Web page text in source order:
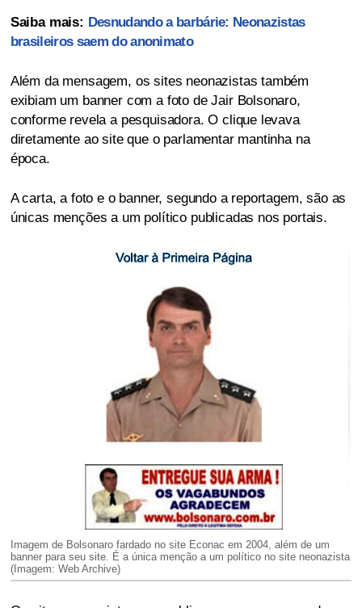
Saiba mais: Desnudando a barbárie: Neonazistas
brasileiros saem do anonimato
Além da mensagem, os sites neonazistas também
exibiam um banner com a foto de Jair Bolsonaro,
conforme revela a pesquisadora. O clique levava
diretamente ao site que o parlamentar mantinha na
época.
A carta, a foto e o banner, segundo a reportagem, são as
únicas menções a um político publicadas nos portais.
Imagem de Bolsonaro fardado no site Econac em 2004, além de um
banner para seu site. É a única menção a um político no site neonazista
(Imagem: Web Archive)